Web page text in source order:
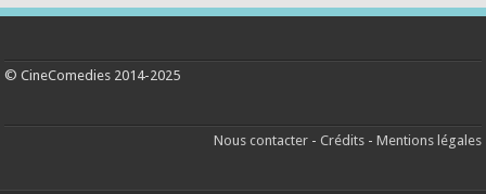
© CineComedies 2014-2025
Nous contacter- Crédits- Mentions légales